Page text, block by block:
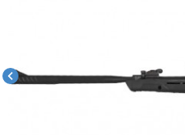
chevron_left